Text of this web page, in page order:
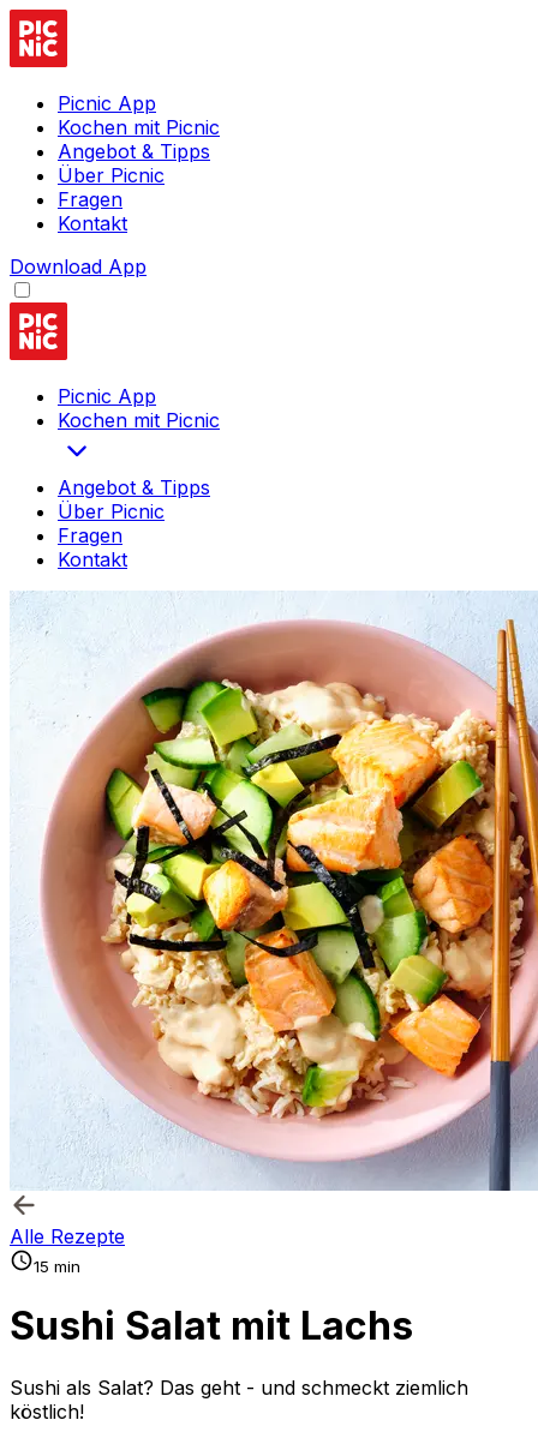
Picnic App
Kochen mit Picnic
Angebot & Tipps
Über Picnic
Fragen
Kontakt
Download App
Picnic App
Kochen mit Picnic
Angebot & Tipps
Über Picnic
Fragen
Kontakt
Alle Rezepte
15 min
Sushi Salat mit Lachs
Sushi als Salat? Das geht - und schmeckt ziemlich
köstlich!